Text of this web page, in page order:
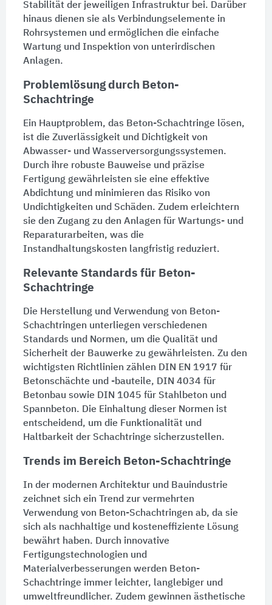
Stabilität der jeweiligen Infrastruktur bei. Darüber
hinaus dienen sie als Verbindungselemente in
Rohrsystemen und ermöglichen die einfache
Wartungund Inspektion von unterirdischen
Anlagen.
Problemlösung durch Beton-
Schachtringe
Ein Hauptproblem, das Beton-Schachtringe lösen,
ist die Zuverlässigkeit und Dichtigkeit von
Abwasser- und Wasserversorgungssystemen.
Durch ihre robuste Bauweise und präzise
Fertigung gewährleisten sie eine effektive
Abdichtungund minimieren das Risiko von
Undichtigkeiten und Schäden. Zudem erleichtern
sie den Zugang zu den Anlagen für Wartungs- und
Reparaturarbeiten, was die
Instandhaltungskosten langfristig reduziert.
Relevante Standards für Beton-
Schachtringe
Die Herstellung und Verwendung von Beton-
Schachtringen unterliegen verschiedenen
Standards und Normen, um die Qualität und
Sicherheit der Bauwerke zu gewährleisten. Zu den
wichtigsten Richtlinien zählen DIN EN 1917 für
Betonschächteund -bauteile, DIN 4034 für
Betonbau sowie DIN 1045 für Stahlbeton und
Spannbeton. Die Einhaltung dieser Normen ist
entscheidend, um die Funktionalität und
Haltbarkeit der Schachtringesicherzustellen.
Trends im Bereich Beton-Schachtringe
In der modernen Architektur und Bauindustrie
zeichnet sich ein Trend zur vermehrten
Verwendung von Beton-Schachtringen ab, da sie
sich als nachhaltige und kosteneffiziente Lösung
bewährt haben. Durch innovative
Fertigungstechnologien und
Materialverbesserungen werden Beton-
Schachtringe immer leichter, langlebiger und
umweltfreundlicher. Zudem gewinnen ästhetische